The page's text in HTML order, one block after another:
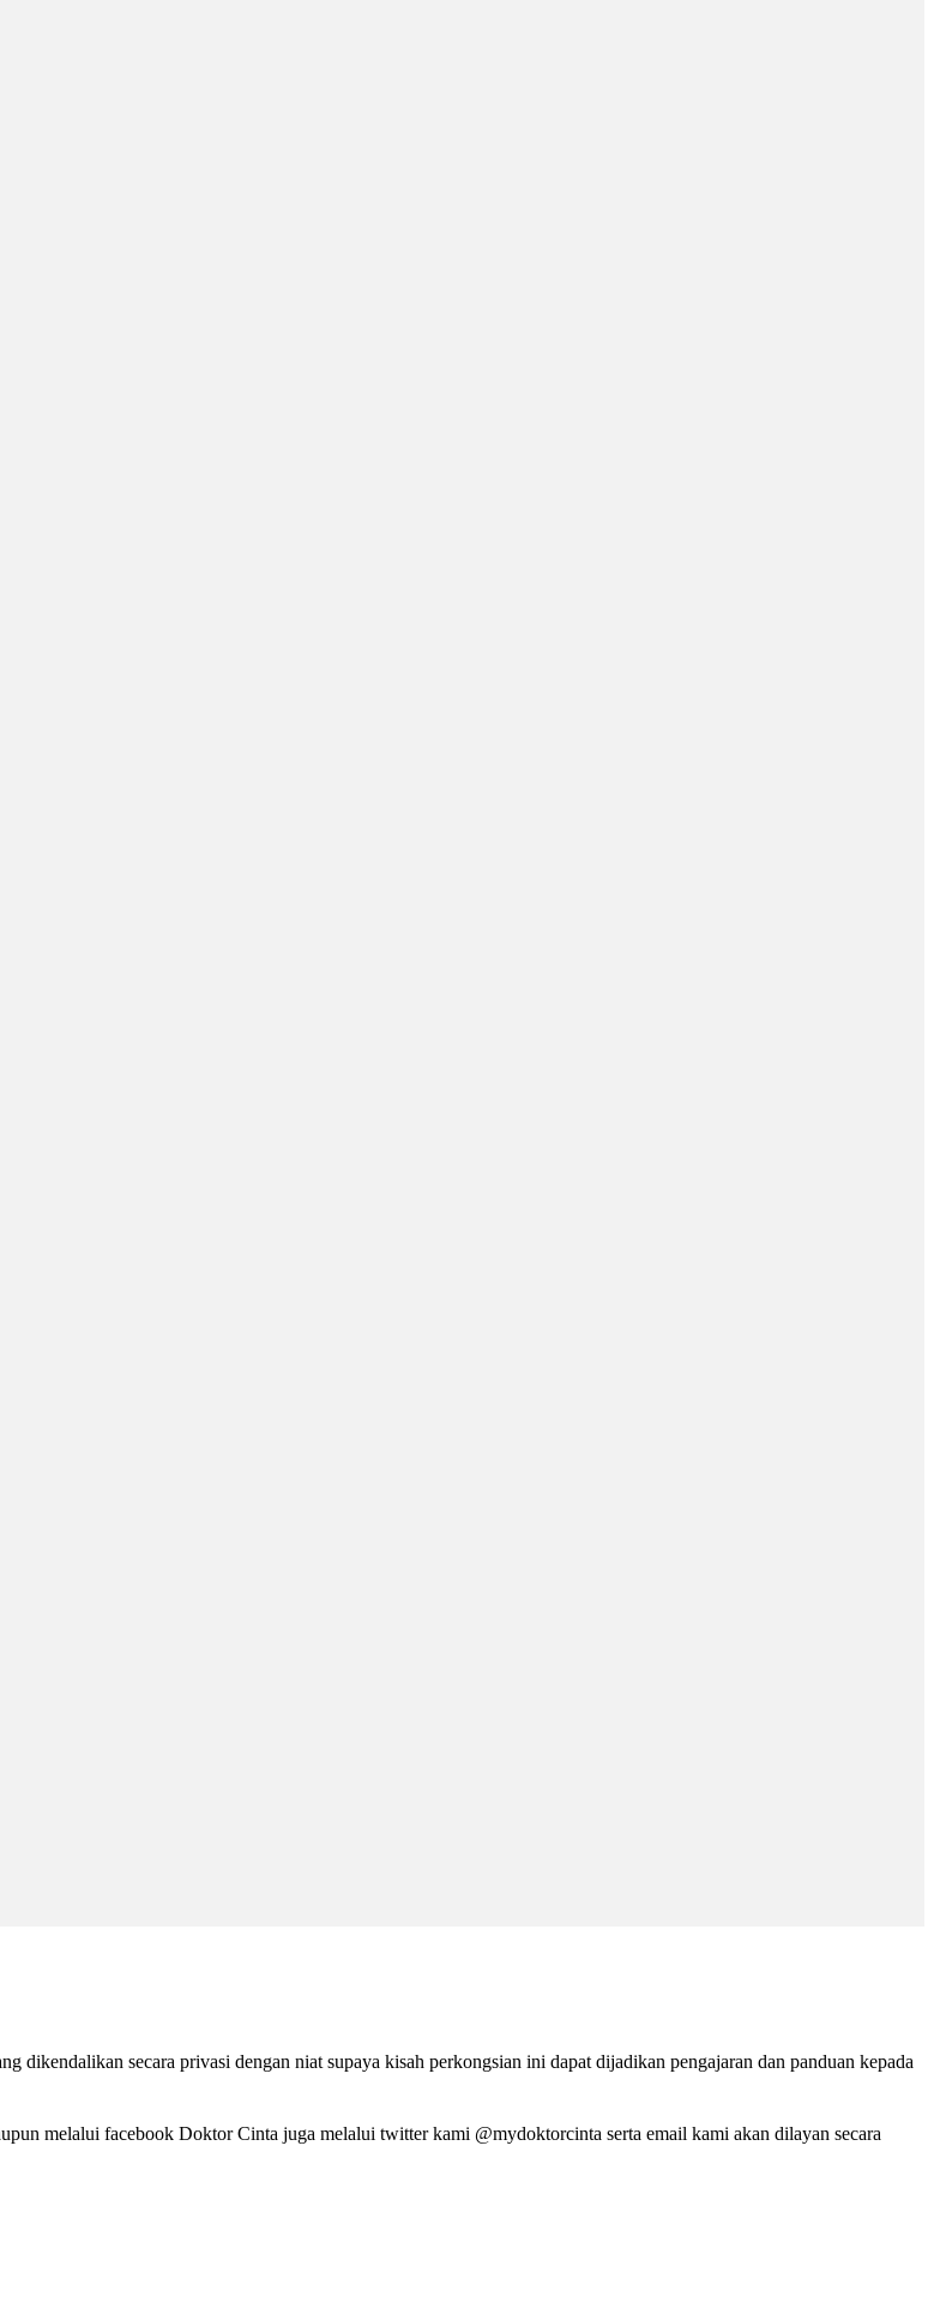
dikendalikan secara privasi dengan niat supaya kisah perkongsian ini dapat dijadikan pengajaran dan panduan kepada
melalui facebook Doktor Cinta juga melalui twitter kami @mydoktorcinta serta email kami akan dilayan secara